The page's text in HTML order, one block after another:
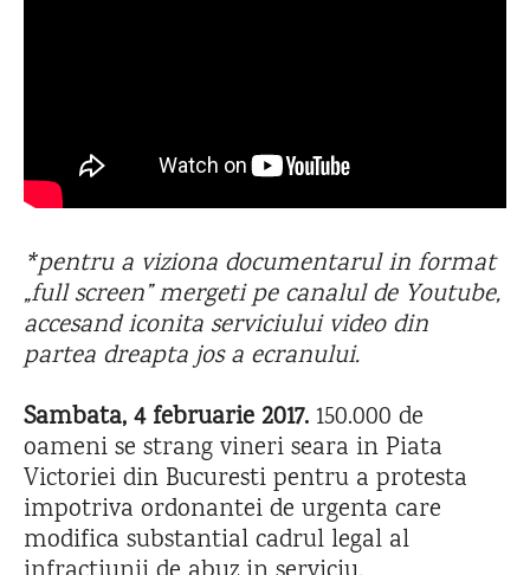
*pentru a viziona documentarul in format
„full screen” mergeti pe canalul de Youtube,
accesand iconita serviciului video din
partea dreapta jos a ecranului.
Sambata, 4 februarie 2017. 150.000 de
oameni se strang vineri seara in Piata
Victoriei din Bucuresti pentru a protesta
impotriva ordonantei de urgenta care
modifica substantial cadrul legal al